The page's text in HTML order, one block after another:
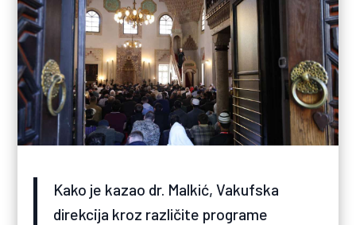
Kako je kazao dr. Malkić, Vakufska
direkcija kroz različite programe